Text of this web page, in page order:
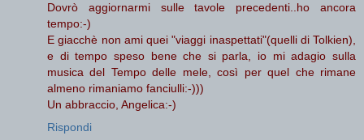
Dovrò aggiornarmi sulle tavole precedenti..ho ancora
tempo:-)
E giacchè non ami quei "viaggi inaspettati"(quelli di Tolkien),
e di tempo speso bene che si parla, io mi adagio sulla
musica del Tempo delle mele, così per quel che rimane
almeno rimaniamo fanciulli:-)))
Un abbraccio, Angelica:-)
Rispondi